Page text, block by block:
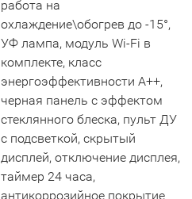
работа на
охлаждение\обогрев до -15°,
УФ лампа, модуль Wi-Fi в
комплекте, класс
энергоэффективности А++,
черная панель с эффектом
стеклянного блеска, пульт ДУ
с подсветкой, скрытый
дисплей, отключение дисплея,
таймер 24 часа,
антикоррозийное покрытие